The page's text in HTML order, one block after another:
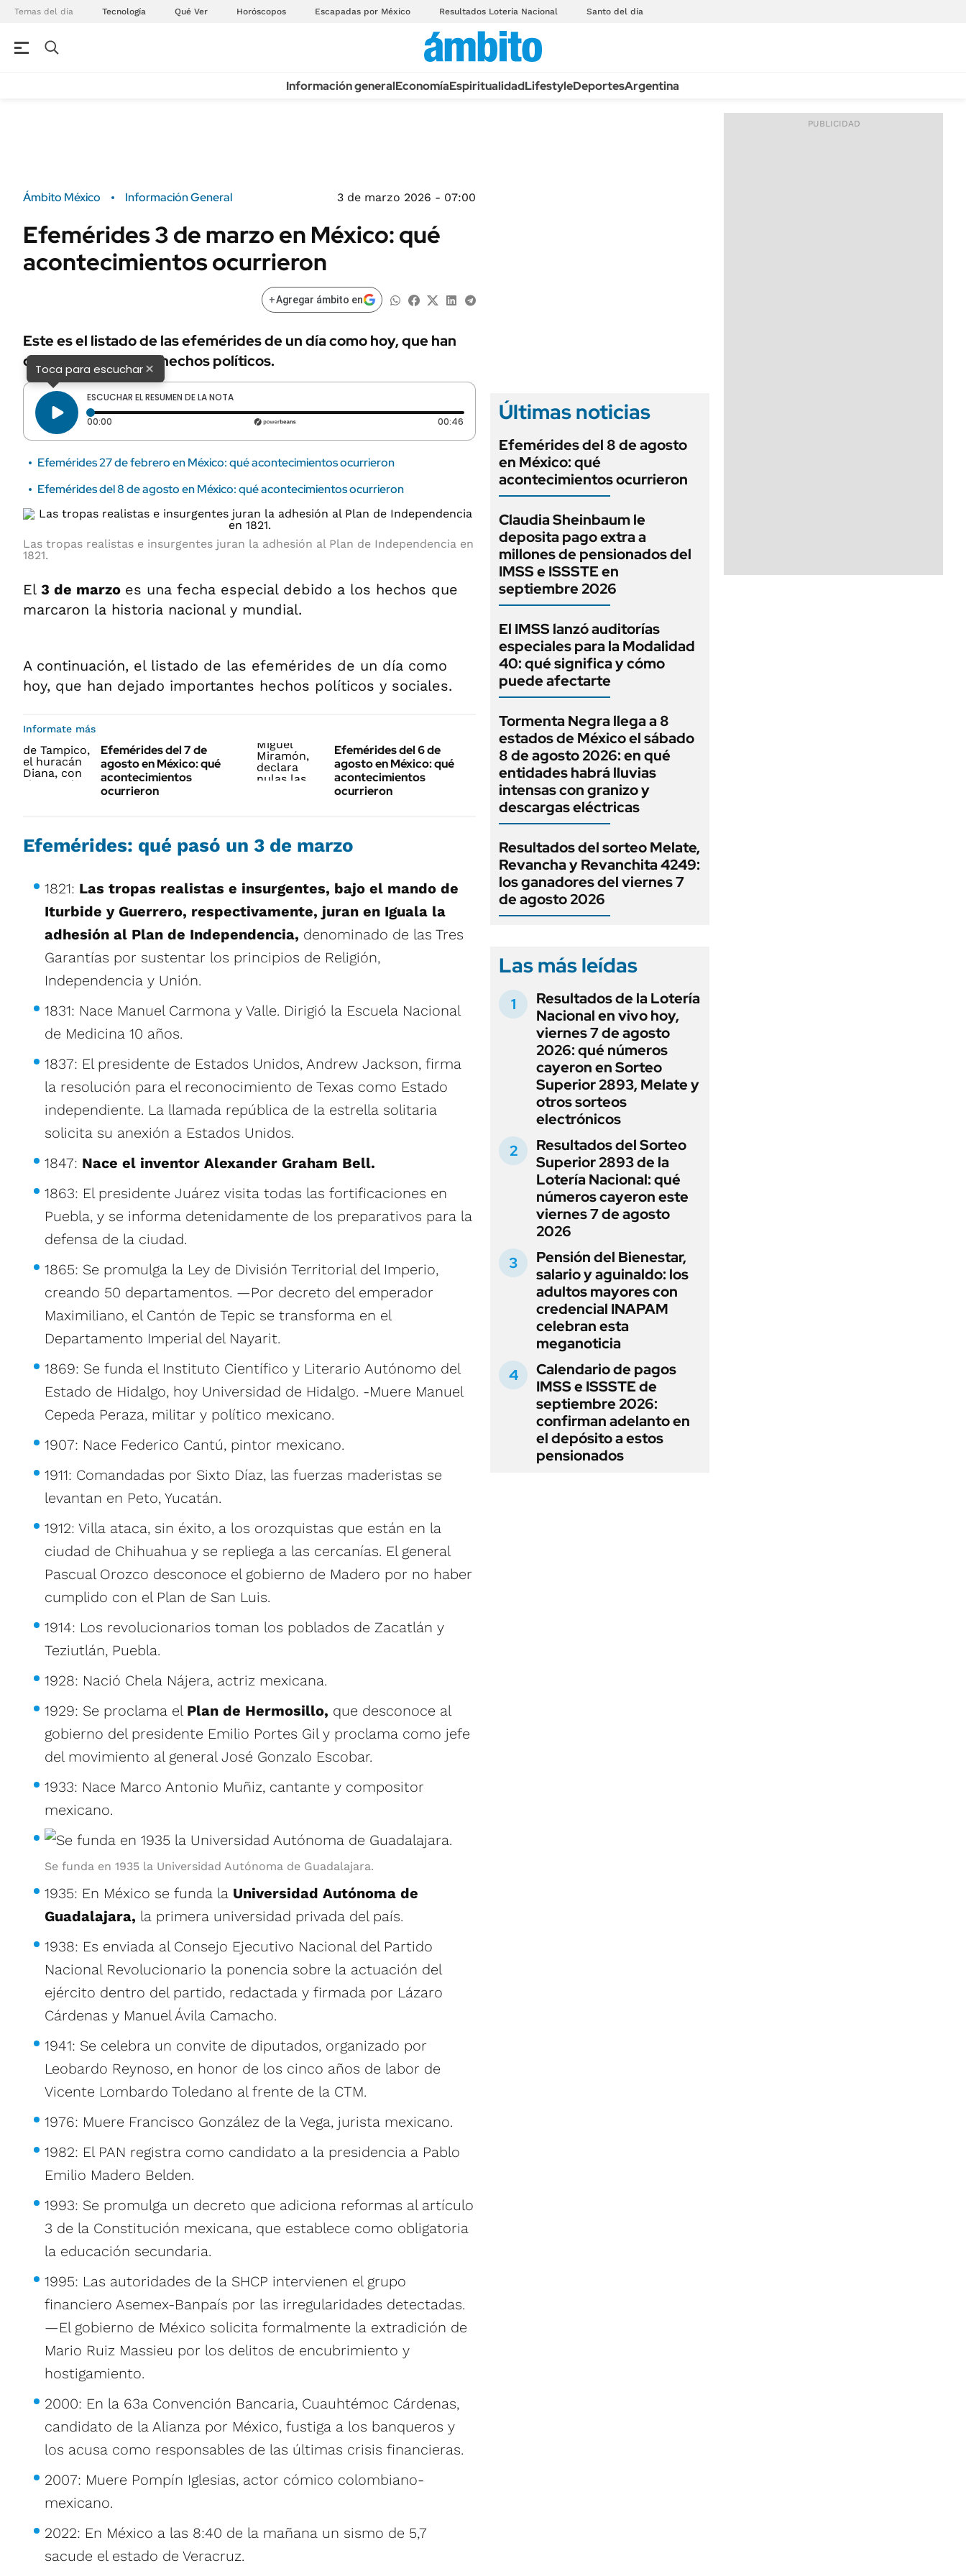
Temas del día Tecnología Qué Ver Horóscopos Escapadas por México Resultados Lotería Nacional Santo del día
Información generalEconomíaEspiritualidadLifestyleDeportesArgentina
Ámbito México Información General 3 de marzo 2026 - 07:00
Efemérides 3 de marzo en México: qué
acontecimientos ocurrieron
+Agregar ámbito en
Este es el listado de las efemérides de un día como hoy, que han
dejado importantes hechos políticos.
Toca para escuchar×
ESCUCHAR EL RESUMEN DE LA NOTA
00:00 Tiempo transcurrido: 0 segundos 00:46 Duración: 46 segundos
Efemérides 27 de febrero en México: qué acontecimientos ocurrieron
Efemérides del 8 de agosto en México: qué acontecimientos ocurrieron
Las tropas realistas e insurgentes juran la adhesión al Plan de Independencia en
1821.
El 3 de marzo es una fecha especial debido a los hechos que
marcaron la historia nacional y mundial.
A continuación, el listado de las efemérides de un día como
hoy, que han dejado importantes hechos políticos y sociales.
Informate más
Efemérides del 7 de
agosto en México: qué
acontecimientos
ocurrieron
Efemérides del 6 de
agosto en México: qué
acontecimientos
ocurrieron
Efemérides: qué pasó un 3 de marzo
1821: Las tropas realistas e insurgentes, bajo el mando de
Iturbide y Guerrero, respectivamente, juran en Iguala la
adhesión al Plan de Independencia, denominado de las Tres
Garantías por sustentar los principios de Religión,
Independencia y Unión.
1831: Nace Manuel Carmona y Valle. Dirigió la Escuela Nacional
de Medicina 10 años.
1837: El presidente de Estados Unidos, Andrew Jackson, firma
la resolución para el reconocimiento de Texas como Estado
independiente. La llamada república de la estrella solitaria
solicita su anexión a Estados Unidos.
1847: Nace el inventor Alexander Graham Bell.
1863: El presidente Juárez visita todas las fortificaciones en
Puebla, y se informa detenidamente de los preparativos para la
defensa de la ciudad.
1865: Se promulga la Ley de División Territorial del Imperio,
creando 50 departamentos. —Por decreto del emperador
Maximiliano, el Cantón de Tepic se transforma en el
Departamento Imperial del Nayarit.
1869: Se funda el Instituto Científico y Literario Autónomo del
Estado de Hidalgo, hoy Universidad de Hidalgo. -Muere Manuel
Cepeda Peraza, militar y político mexicano.
1907: Nace Federico Cantú, pintor mexicano.
1911: Comandadas por Sixto Díaz, las fuerzas maderistas se
levantan en Peto, Yucatán.
1912: Villa ataca, sin éxito, a los orozquistas que están en la
ciudad de Chihuahua y se repliega a las cercanías. El general
Pascual Orozco desconoce el gobierno de Madero por no haber
cumplido con el Plan de San Luis.
1914: Los revolucionarios toman los poblados de Zacatlán y
Teziutlán, Puebla.
1928: Nació Chela Nájera, actriz mexicana.
1929: Se proclama el Plan de Hermosillo, que desconoce al
gobierno del presidente Emilio Portes Gil y proclama como jefe
del movimiento al general José Gonzalo Escobar.
1933: Nace Marco Antonio Muñiz, cantante y compositor
mexicano.
Se funda en 1935 la Universidad Autónoma de Guadalajara.
1935: En México se funda la Universidad Autónoma de
Guadalajara, la primera universidad privada del país.
1938: Es enviada al Consejo Ejecutivo Nacional del Partido
Nacional Revolucionario la ponencia sobre la actuación del
ejército dentro del partido, redactada y firmada por Lázaro
Cárdenas y Manuel Ávila Camacho.
1941: Se celebra un convite de diputados, organizado por
Leobardo Reynoso, en honor de los cinco años de labor de
Vicente Lombardo Toledano al frente de la CTM.
1976: Muere Francisco González de la Vega, jurista mexicano.
1982: El PAN registra como candidato a la presidencia a Pablo
Emilio Madero Belden.
1993: Se promulga un decreto que adiciona reformas al artículo
3 de la Constitución mexicana, que establece como obligatoria
la educación secundaria.
1995: Las autoridades de la SHCP intervienen el grupo
financiero Asemex-Banpaís por las irregularidades detectadas.
—El gobierno de México solicita formalmente la extradición de
Mario Ruiz Massieu por los delitos de encubrimiento y
hostigamiento.
2000: En la 63a Convención Bancaria, Cuauhtémoc Cárdenas,
candidato de la Alianza por México, fustiga a los banqueros y
los acusa como responsables de las últimas crisis financieras.
2007: Muere Pompín Iglesias, actor cómico colombiano-
mexicano.
2022: En México a las 8:40 de la mañana un sismo de 5,7
sacude el estado de Veracruz.
Últimas noticias
Efemérides del 8 de agosto
en México: qué
acontecimientos ocurrieron
Claudia Sheinbaum le
deposita pago extra a
millones de pensionados del
IMSS e ISSSTE en
septiembre 2026
El IMSS lanzó auditorías
especiales para la Modalidad
40: qué significa y cómo
puede afectarte
Tormenta Negra llega a 8
estados de México el sábado
8 de agosto 2026: en qué
entidades habrá lluvias
intensas con granizo y
descargas eléctricas
Resultados del sorteo Melate,
Revancha y Revanchita 4249:
los ganadores del viernes 7
de agosto 2026
Las más leídas
Resultados de la Lotería
Nacional en vivo hoy,
viernes 7 de agosto
2026: qué números
cayeron en Sorteo
Superior 2893, Melate y
otros sorteos
electrónicos
Resultados del Sorteo
Superior 2893 de la
Lotería Nacional: qué
números cayeron este
viernes 7 de agosto
2026
Pensión del Bienestar,
salario y aguinaldo: los
adultos mayores con
credencial INAPAM
celebran esta
meganoticia
Calendario de pagos
IMSS e ISSSTE de
septiembre 2026:
confirman adelanto en
el depósito a estos
pensionados